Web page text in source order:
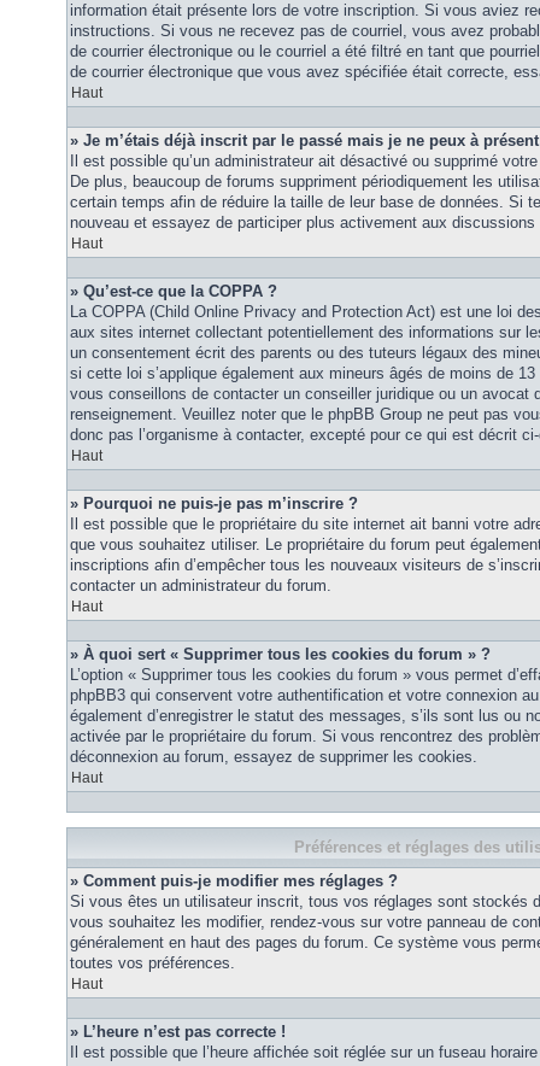
information était présente lors de votre inscription. Si vous aviez
instructions. Si vous ne recevez pas de courriel, vous avez
de courrier électronique ou le courriel a été filtré en tant que
de courrier électronique que vous avez spécifiée était correcte,
Haut
» Je m’étais déjà inscrit par le passé mais je ne peux à
Il est possible qu’un administrateur ait désactivé ou supprimé
De plus, beaucoup de forums suppriment périodiquement les
certain temps afin de réduire la taille de leur base de données. Si
nouveau et essayez de participer plus activement aux
Haut
» Qu’est-ce que la COPPA ?
La COPPA (Child Online Privacy and Protection Act) est une loi
aux sites internet collectant potentiellement des informations sur
un consentement écrit des parents ou des tuteurs légaux des
si cette loi s’applique également aux mineurs âgés de moins de
vous conseillons de contacter un conseiller juridique ou un avocat
renseignement. Veuillez noter que le phpBB Group ne peut pas
donc pas l’organisme à contacter, excepté pour ce qui est décrit
Haut
» Pourquoi ne puis-je pas m’inscrire ?
Il est possible que le propriétaire du site internet ait banni votre
que vous souhaitez utiliser. Le propriétaire du forum peut
inscriptions afin d’empêcher tous les nouveaux visiteurs de
contacter un administrateur du forum.
Haut
» À quoi sert « Supprimer tous les cookies du forum » ?
L’option « Supprimer tous les cookies du forum » vous permet
phpBB3 qui conservent votre authentification et votre connexion
également d’enregistrer le statut des messages, s’ils sont lus ou
activée par le propriétaire du forum. Si vous rencontrez des
déconnexion au forum, essayez de supprimer les cookies.
Haut
Préférences et réglages des
» Comment puis-je modifier mes réglages ?
Si vous êtes un utilisateur inscrit, tous vos réglages sont stockés
vous souhaitez les modifier, rendez-vous sur votre panneau de
généralement en haut des pages du forum. Ce système vous
toutes vos préférences.
Haut
» L’heure n’est pas correcte !
Il est possible que l’heure affichée soit réglée sur un fuseau